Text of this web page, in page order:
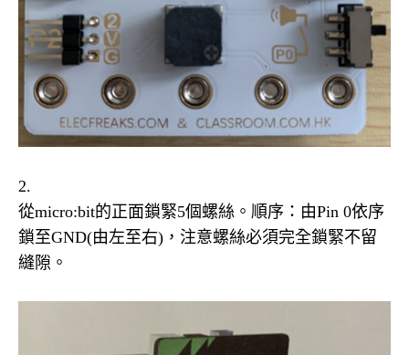
2.
從micro:bit的正面鎖緊5個螺絲。順序：由Pin 0依序
鎖至GND(由左至右)，注意螺絲必須完全鎖緊不留
縫隙。